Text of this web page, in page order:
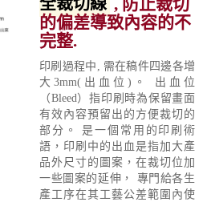
的偏差導致內容的不
完整.
印刷過程中, 需在稿件四邊各增
大3mm(出血位)。 出血位
（Bleed）指印刷時為保留畫面
有效內容預留出的方便裁切的
部分。 是一個常用的印刷術
語，印刷中的出血是指加大產
品外尺寸的圖案，在裁切位加
一些圖案的延伸， 專門給各生
產工序在其工藝公差範圍內使